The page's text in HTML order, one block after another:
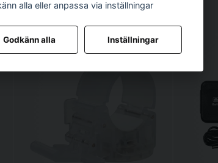
alla eller anpassa via inställningar
Godkänn alla Inställningar